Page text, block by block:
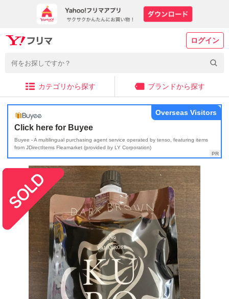
ログイン
カテゴリから探す ブランドから探す
Click here for Buyee
Buyee - A multilingual purchasing agent service operated by tenso, featuring items
from JDirectItems Fleamarket (provided by LY Corporation)
Overseas Visitors